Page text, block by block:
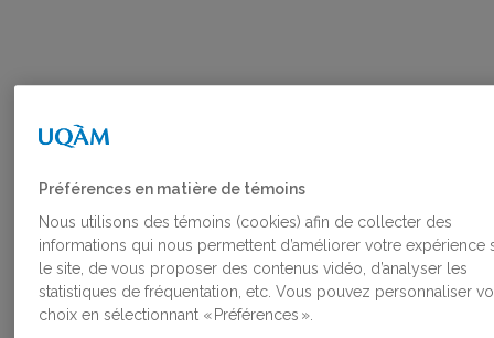
Véronique Pronovost
Membres étudiantes
Doctorat , Sociologie, Université du
Québec à Montréal
Préférences en matière de témoins
Nous utilisons des témoins (cookies) afin de collecter des
informations qui nous permettent d’améliorer votre expérience
le site, de vous proposer des contenus vidéo, d’analyser les
statistiques de fréquentation, etc. Vous pouvez personnaliser
choix en sélectionnant « Préférences ».